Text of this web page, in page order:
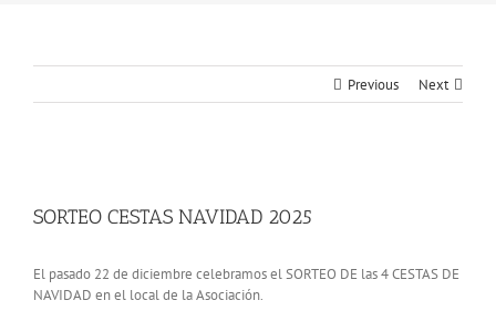
Previous Next
Image
SORTEO CESTAS NAVIDAD 2025
El pasado 22 de diciembre celebramos el SORTEO DE las 4 CESTAS DE
NAVIDAD en el local de la Asociación.